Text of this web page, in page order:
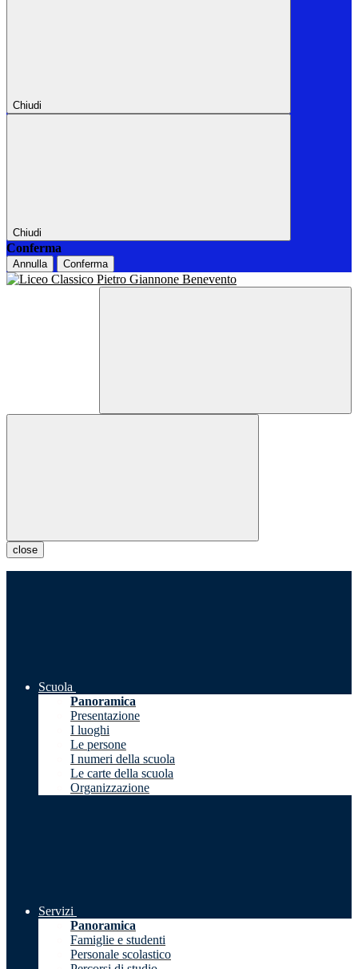
Chiudi
Chiudi
Conferma
Annulla Conferma
close
Scuola
Panoramica
Presentazione
I luoghi
Le persone
I numeri della scuola
Le carte della scuola
Organizzazione
Servizi
Panoramica
Famiglie e studenti
Personale scolastico